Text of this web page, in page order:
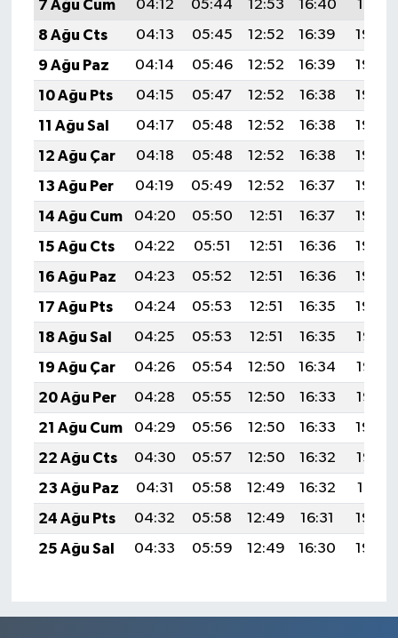
7 Ağu Cum
04:12 05:44 12:53 16:40
19:51
8 Ağu Cts
04:13 05:45 12:52 16:39
19:50
9 Ağu Paz
04:14 05:46 12:52 16:39
19:49
10 Ağu Pts
04:15 05:47 12:52 16:38
19:48
11 Ağu Sal
04:17 05:48 12:52 16:38
19:46
12 Ağu Çar
04:18 05:48 12:52 16:38
19:45
13 Ağu Per
04:19 05:49 12:52 16:37
19:44
14 Ağu Cum
04:20 05:50 12:51 16:37
19:43
15 Ağu Cts
04:22 05:51 12:51 16:36
19:42
16 Ağu Paz
04:23 05:52 12:51 16:36
19:40
17 Ağu Pts
04:24 05:53 12:51 16:35
19:39
18 Ağu Sal
04:25 05:53 12:51 16:35
19:38
19 Ağu Çar
04:26 05:54 12:50 16:34
19:37
20 Ağu Per
04:28 05:55 12:50 16:33
19:35
21 Ağu Cum
04:29 05:56 12:50 16:33
19:34
22 Ağu Cts
04:30 05:57 12:50 16:32
19:33
23 Ağu Paz
04:31 05:58 12:49 16:32
19:31
24 Ağu Pts
04:32 05:58 12:49 16:31
19:30
25 Ağu Sal
04:33 05:59 12:49 16:30 19:29